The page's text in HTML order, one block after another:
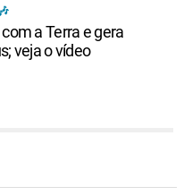
a Terra e gera
veja o vídeo